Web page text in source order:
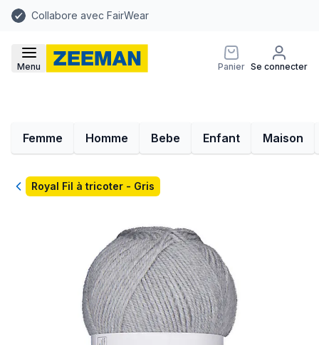
Collabore avec FairWear
Menu Panier Se connecter
Femme Homme Bebe Enfant Maison
RetourRoyal Fil à tricoter - Gris